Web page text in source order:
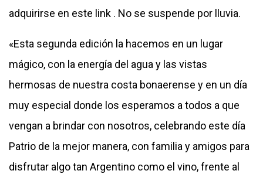
adquirirse en este link . No se suspende por lluvia.
«Esta segunda edición la hacemos en un lugar
mágico, con la energía del agua y las vistas
hermosas de nuestra costa bonaerense y en un día
muy especial donde los esperamos a todos a que
vengan a brindar con nosotros, celebrando este día
Patrio de la mejor manera, con familia y amigos para
disfrutar algo tan Argentino como el vino, frente al